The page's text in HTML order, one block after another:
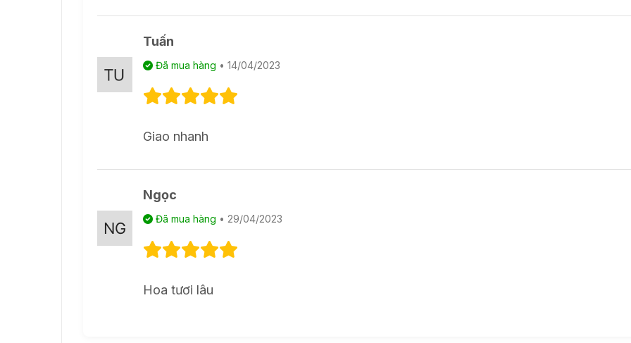
Tuấn
Đã mua hàng • 14/04/2023
Giao nhanh
Ngọc
Đã mua hàng • 29/04/2023
Hoa tươi lâu